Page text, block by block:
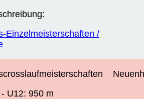
Einzelmeisterschaften /
U12: 950 m